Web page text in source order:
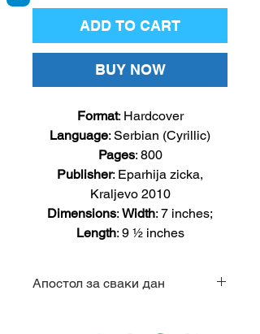
ADD TO CART
BUY NOW
Format: Hardcover
Language: Serbian (Cyrillic)
Pages: 800
Publisher: Eparhija zicka,
Kraljevo 2010
Dimensions: Width: 7 inches;
Length: 9 ½ inches
Апостол за сваки дан